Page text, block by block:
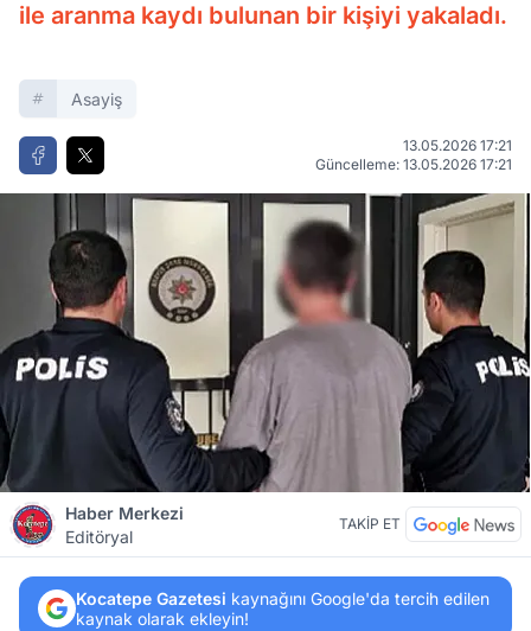
ile aranma kaydı bulunan bir kişiyi yakaladı.
Asayiş
13.05.2026 17:21
Güncelleme: 13.05.2026 17:21
Haber Merkezi
Editöryal
TAKİP ET
Kocatepe Gazetesi kaynağını Google'da tercih edilen
kaynak olarak ekleyin!